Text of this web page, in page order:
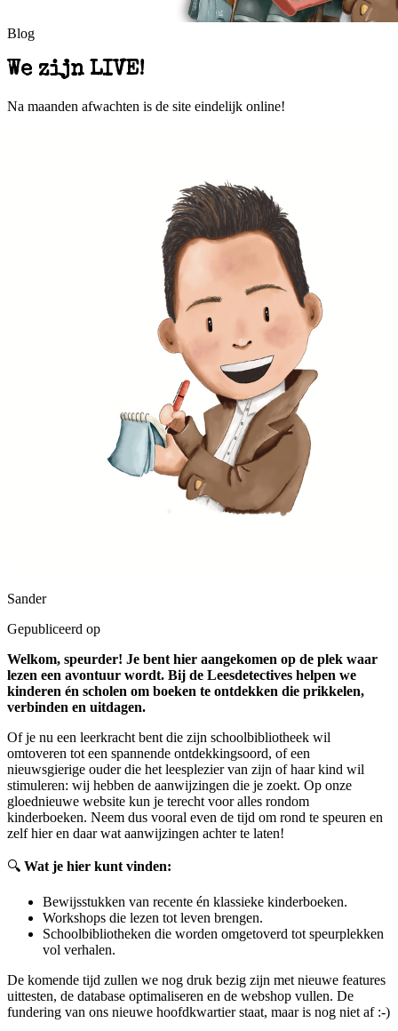
Blog
We zijn LIVE!
Na maanden afwachten is de site eindelijk online!
Sander
Gepubliceerd op
Welkom, speurder! Je bent hier aangekomen op de plek waar
lezen een avontuur wordt. Bij de Leesdetectives helpen we
kinderen én scholen om boeken te ontdekken die prikkelen,
verbinden en uitdagen.
Of je nu een leerkracht bent die zijn schoolbibliotheek wil
omtoveren tot een spannende ontdekkingsoord, of een
nieuwsgierige ouder die het leesplezier van zijn of haar kind wil
stimuleren: wij hebben de aanwijzingen die je zoekt. Op onze
gloednieuwe website kun je terecht voor alles rondom
kinderboeken. Neem dus vooral even de tijd om rond te speuren en
zelf hier en daar wat aanwijzingen achter te laten!
🔍 Wat je hier kunt vinden:
Bewijsstukken van recente én klassieke kinderboeken.
Workshops die lezen tot leven brengen.
Schoolbibliotheken die worden omgetoverd tot speurplekken
vol verhalen.
De komende tijd zullen we nog druk bezig zijn met nieuwe features
uittesten, de database optimaliseren en de webshop vullen. De
fundering van ons nieuwe hoofdkwartier staat, maar is nog niet af :-)